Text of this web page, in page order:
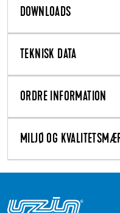
DOWNLOADS
TEKNISK DATA
ORDRE INFORMATION
MILJØ OG